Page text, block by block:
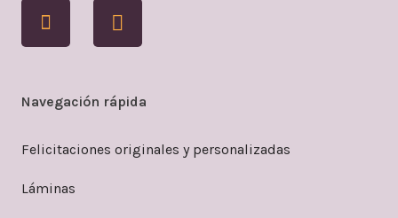
Navegación rápida
Felicitaciones originales y personalizadas
Láminas